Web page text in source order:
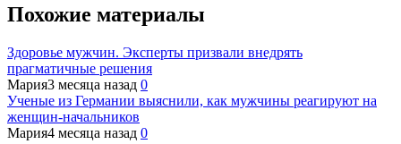
Похожие материалы
Здоровье мужчин. Эксперты призвали внедрять
прагматичные решения
Мария3 месяца назад 0
Ученые из Германии выяснили, как мужчины реагируют на
женщин-начальников
Мария4 месяца назад 0